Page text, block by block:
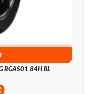
RGAS01 84H BL